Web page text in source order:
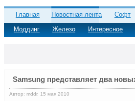
Главная
Новостная лента
Моддинг
Железо Интересное
Софт
Samsung представляет два
Автор: mddr, 15 мая 2010